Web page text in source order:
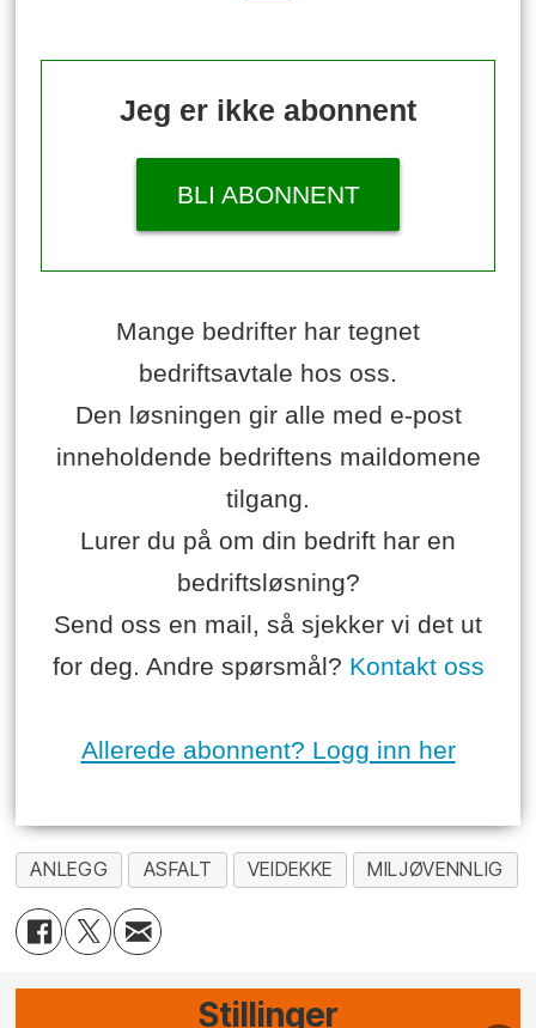
Jeg er ikke abonnent
BLI ABONNENT
Mange bedrifter har tegnet
bedriftsavtale hos oss.
Den løsningen gir alle med e-post
inneholdende bedriftens maildomene
tilgang.
Lurer du på om din bedrift har en
bedriftsløsning?
Send oss en mail, så sjekker vi det ut
for deg. Andre spørsmål? Kontakt oss
Allerede abonnent? Logg inn her
ANLEGG ASFALT VEIDEKKE MILJØVENNLIG
Stillinger